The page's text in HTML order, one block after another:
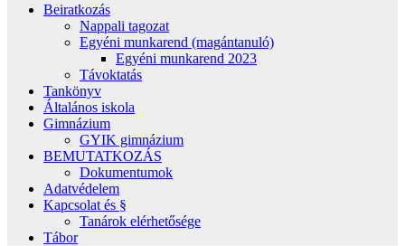
Beiratkozás
Nappali tagozat
Egyéni munkarend (magántanuló)
Egyéni munkarend 2023
Távoktatás
Tankönyv
Általános iskola
Gimnázium
GYIK gimnázium
BEMUTATKOZÁS
Dokumentumok
Adatvédelem
Kapcsolat és §
Tanárok elérhetősége
Tábor